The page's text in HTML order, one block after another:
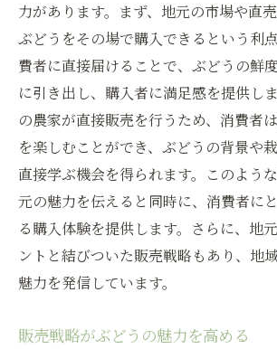
力があります。まず、地元の市場や直
ぶどうをその場で購入できるという利
費者に直接届けることで、ぶどうの鮮
に引き出し、購入者に満足感を提供し
の農家が直接販売を行うため、消費者
を楽しむことができ、ぶどうの背景や
直接学ぶ機会を得られます。このよう
元の魅力を伝えると同時に、消費者に
る購入体験を提供します。さらに、地
ントと結びついた販売戦略もあり、地
魅力を発信しています。
販売戦略がぶどうの魅力を高める